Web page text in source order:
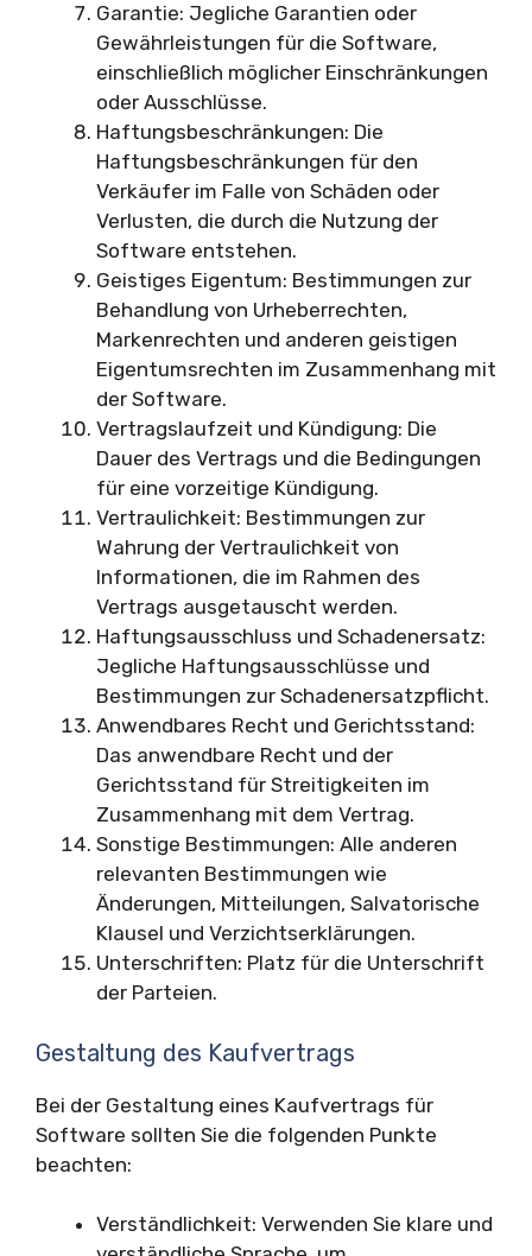
Garantie: Jegliche Garantien oder
Gewährleistungen für die Software,
einschließlich möglicher Einschränkungen
oder Ausschlüsse.
Haftungsbeschränkungen: Die
Haftungsbeschränkungen für den
Verkäufer im Falle von Schäden oder
Verlusten, die durch die Nutzung der
Software entstehen.
Geistiges Eigentum: Bestimmungen zur
Behandlung von Urheberrechten,
Markenrechten und anderen geistigen
Eigentumsrechten im Zusammenhang mit
der Software.
Vertragslaufzeit und Kündigung: Die
Dauer des Vertrags und die Bedingungen
für eine vorzeitige Kündigung.
Vertraulichkeit: Bestimmungen zur
Wahrung der Vertraulichkeit von
Informationen, die im Rahmen des
Vertrags ausgetauscht werden.
Haftungsausschluss und Schadenersatz:
Jegliche Haftungsausschlüsse und
Bestimmungen zur Schadenersatzpflicht.
Anwendbares Recht und Gerichtsstand:
Das anwendbare Recht und der
Gerichtsstand für Streitigkeiten im
Zusammenhang mit dem Vertrag.
Sonstige Bestimmungen: Alle anderen
relevanten Bestimmungen wie
Änderungen, Mitteilungen, Salvatorische
Klausel und Verzichtserklärungen.
Unterschriften: Platz für die Unterschrift
der Parteien.
Gestaltung des Kaufvertrags
Bei der Gestaltung eines Kaufvertrags für
Software sollten Sie die folgenden Punkte
beachten:
Verständlichkeit: Verwenden Sie klare und